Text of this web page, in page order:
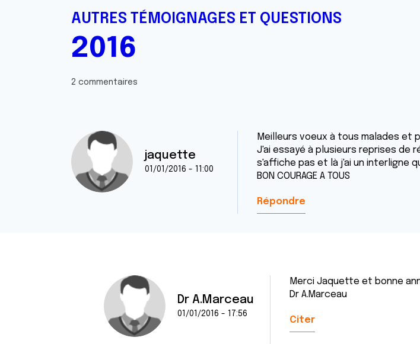
AUTRES TÉMOIGNAGES ET QUESTIONS
2016
2 commentaires
jaquette
01/01/2016 - 11:00
Meilleurs voeux à tous malades et
J'ai essayé à plusieurs reprises de
s'affiche pas et là j'ai un interligne
BON COURAGE A TOUS
Répondre
Dr A.Marceau
01/01/2016 - 17:56
Merci Jaquette et bonne
Dr A.Marceau
Citer